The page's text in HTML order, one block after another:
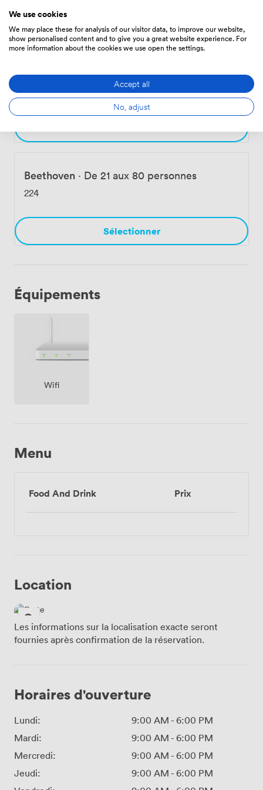
Sélectionner
Mozart·De 18 aux 70 personnes
Beethoven · De 21 aux 80 personnes
224
Sélectionner
Équipements
Wifi
Menu
Food And Drink Prix
Location
Les informations sur la localisation exacte seront
fournies après confirmation de la réservation.
Horaires d'ouverture
Lundi: 9:00 AM - 6:00 PM
Mardi:
9:00 AM - 6:00 PM
Mercredi:
9:00 AM - 6:00 PM
Jeudi:
9:00 AM - 6:00 PM
We use cookies
We may place these for analysis of our visitor data, to improve our website,
show personalised content and to give you a great website experience. For
more information about the cookies we use open the settings.
Accept all
No, adjust